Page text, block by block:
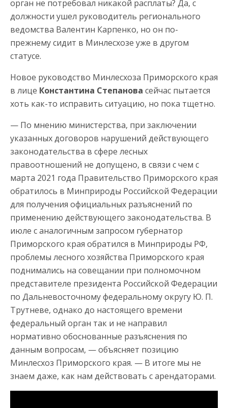
орган не потребовал никакой расплаты? Да, с
должности ушел руководитель регионального
ведомства Валентин Карпенко, но он по-
прежнему сидит в Минлесхозе уже в другом
статусе.
Новое руководство Минлесхоза Приморского края
в лице Константина Степанова сейчас пытается
хоть как-то исправить ситуацию, но пока тщетно.
— По мнению министерства, при заключении
указанных договоров нарушений действующего
законодательства в сфере лесных
правоотношений не допущено, в связи с чем с
марта 2021 года Правительство Приморского края
обратилось в Минприроды Российской Федерации
для получения официальных разъяснений по
применению действующего законодательства. В
июле с аналогичным запросом губернатор
Приморского края обратился в Минприроды РФ,
проблемы лесного хозяйства Приморского края
поднимались на совещании при полномочном
представителе президента Российской Федерации
по Дальневосточному федеральному округу Ю. П.
Трутневе, однако до настоящего времени
федеральный орган так и не направил
нормативно обоснованные разъяснения по
данным вопросам, — объясняет позицию
Минлесхоз Приморского края. — В итоге мы не
знаем даже, как нам действовать с арендаторами.